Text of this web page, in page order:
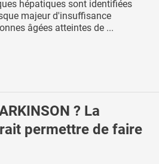
hépatiques sont identifiées
majeur d'insuffisance
âgées atteintes de ...
? La
permettre de faire